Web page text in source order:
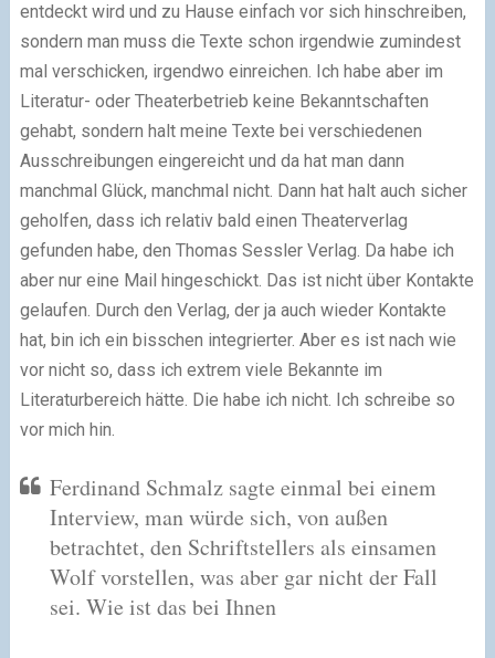
entdeckt wird und zu Hause einfach vor sich hinschreiben,
sondern man muss die Texte schon irgendwie zumindest
mal verschicken, irgendwo einreichen. Ich habe aber im
Literatur- oder Theaterbetrieb keine Bekanntschaften
gehabt, sondern halt meine Texte bei verschiedenen
Ausschreibungen eingereicht und da hat man dann
manchmal Glück, manchmal nicht. Dann hat halt auch sicher
geholfen, dass ich relativ bald einen Theaterverlag
gefunden habe, den Thomas Sessler Verlag. Da habe ich
aber nur eine Mail hingeschickt. Das ist nicht über Kontakte
gelaufen. Durch den Verlag, der ja auch wieder Kontakte
hat, bin ich ein bisschen integrierter. Aber es ist nach wie
vor nicht so, dass ich extrem viele Bekannte im
Literaturbereich hätte. Die habe ich nicht. Ich schreibe so
vor mich hin.
Ferdinand Schmalz sagte einmal bei einem
Interview, man würde sich, von außen
betrachtet, den Schriftstellers als einsamen
Wolf vorstellen, was aber gar nicht der Fall
sei. Wie ist das bei Ihnen